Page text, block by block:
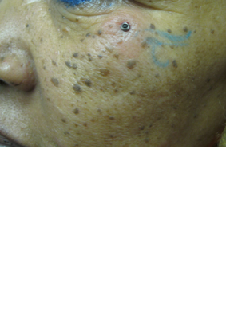
IN PROGRESS